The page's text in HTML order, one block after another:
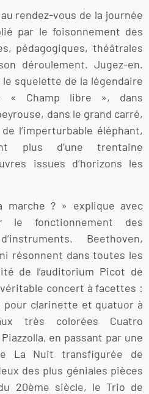
rendez-vous de la journée
par le foisonnement des
pédagogiques, théâtrales
déroulement. Jugez-en.
squelette de la légendaire
« Champ libre », dans
dans le grand carré,
l’imperturbable éléphant,
plus d’une trentaine
issues d’horizons les
marche ? » explique avec
le fonctionnement des
Beethoven,
résonnent dans toutes les
de l’auditorium Picot de
concert à facettes :
pour clarinette et quatuor à
très colorées Cuatro
en passant par une
La Nuit transfigurée de
des plus géniales pièces
20ème siècle, le Trio de